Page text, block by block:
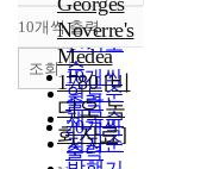
순
인기도
순
연도순
제목순
저자순
내림차순
10개씩 출력
10개씩
출력
20개씩
출력
조회
Noverre's
Medea
1780 [비
디오 녹
화자료]